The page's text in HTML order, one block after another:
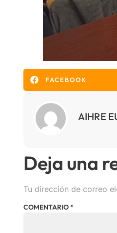
FACEBOOK
AIHRE
Deja una
Tu dirección de correo
COMENTARIO*